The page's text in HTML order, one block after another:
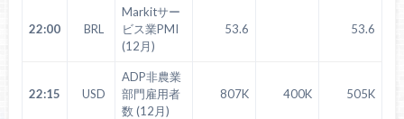
22:00 BRL
Markitサー
ビス業PMI
(12月)
53.6 53.6
22:15 USD
ADP非農業
部門雇用者
数 (12月)
807K 400K 505K